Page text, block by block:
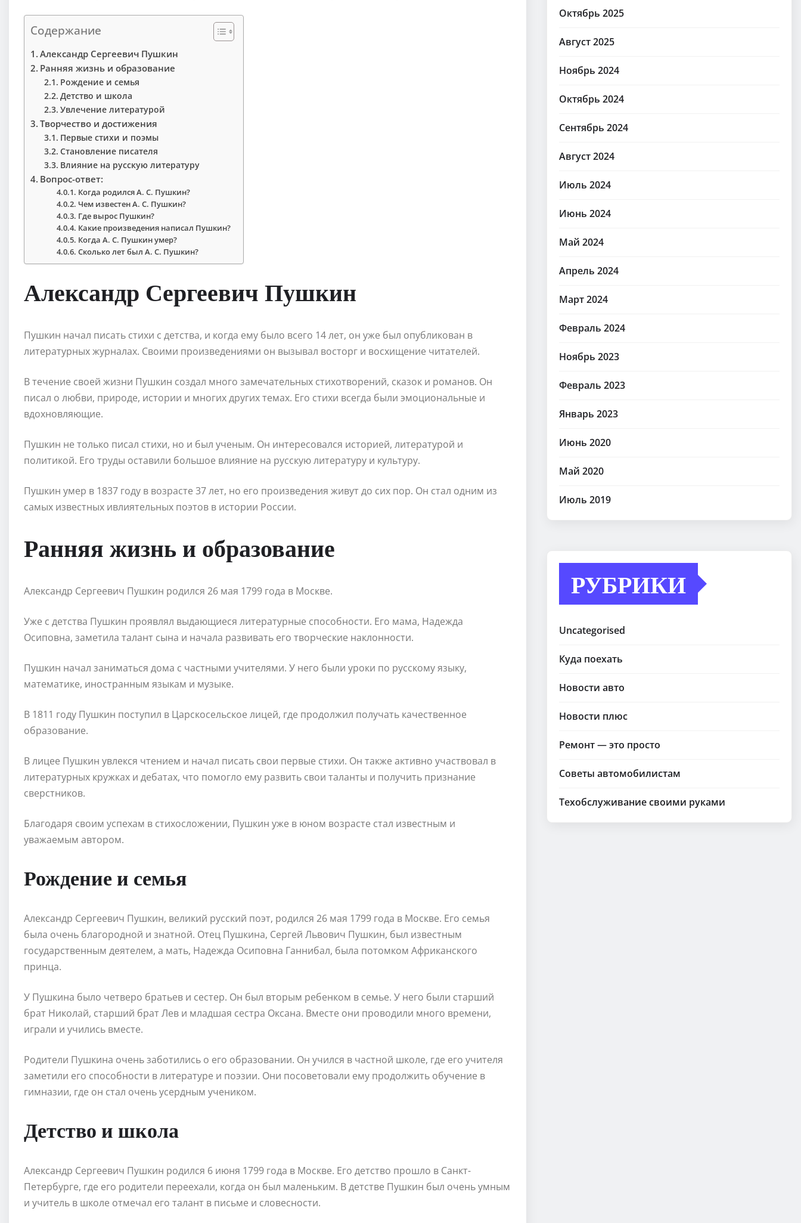
Содержание
Александр Сергеевич Пушкин
Ранняя жизнь и образование
Рождение и семья
Детство и школа
Увлечение литературой
Творчество и достижения
Первые стихи и поэмы
Становление писателя
Влияние на русскую литературу
Вопрос-ответ:
Когда родился А. С. Пушкин?
Чем известен А. С. Пушкин?
Где вырос Пушкин?
Какие произведения написал Пушкин?
Когда А. С. Пушкин умер?
Сколько лет был А. С. Пушкин?
Александр Сергеевич Пушкин
Пушкин начал писать стихи с детства, и когда ему было всего 14 лет, он уже был опубликован в
литературных журналах. Своими произведениями он вызывал восторг и восхищение читателей.
В течение своей жизни Пушкин создал много замечательных стихотворений, сказок и романов. Он
писал о любви, природе, истории и многих других темах. Его стихи всегда были эмоциональные и
вдохновляющие.
Пушкин не только писал стихи, но и был ученым. Он интересовался историей, литературой и
политикой. Его труды оставили большое влияние на русскую литературу и культуру.
Пушкин умер в 1837 году в возрасте 37 лет, но его произведения живут до сих пор. Он стал одним из
самых известных ивлиятельных поэтов в истории России.
Ранняя жизнь и образование
Александр Сергеевич Пушкин родился 26 мая 1799 года в Москве.
Уже с детства Пушкин проявлял выдающиеся литературные способности. Его мама, Надежда
Осиповна, заметила талант сына и начала развивать его творческие наклонности.
Пушкин начал заниматься дома с частными учителями. У него были уроки по русскому языку,
математике, иностранным языкам и музыке.
В 1811 году Пушкин поступил в Царскосельское лицей, где продолжил получать качественное
образование.
В лицее Пушкин увлекся чтением и начал писать свои первые стихи. Он также активно участвовал в
литературных кружках и дебатах, что помогло ему развить свои таланты и получить признание
сверстников.
Благодаря своим успехам в стихосложении, Пушкин уже в юном возрасте стал известным и
уважаемым автором.
Рождение и семья
Александр Сергеевич Пушкин, великий русский поэт, родился 26 мая 1799 года в Москве. Его семья
была очень благородной и знатной. Отец Пушкина, Сергей Львович Пушкин, был известным
государственным деятелем, а мать, Надежда Осиповна Ганнибал, была потомком Африканского
принца.
У Пушкина было четверо братьев и сестер. Он был вторым ребенком в семье. У него были старший
брат Николай, старший брат Лев и младшая сестра Оксана. Вместе они проводили много времени,
играли и учились вместе.
Родители Пушкина очень заботились о его образовании. Он учился в частной школе, где его учителя
заметили его способности в литературе и поэзии. Они посоветовали ему продолжить обучение в
гимназии, где он стал очень усердным учеником.
Детство и школа
Александр Сергеевич Пушкин родился 6 июня 1799 года в Москве. Его детство прошло в Санкт-
Петербурге, где его родители переехали, когда он был маленьким. В детстве Пушкин был очень умным
и учитель в школе отмечал его талант в письме и словесности.
Октябрь 2025
Август 2025
Ноябрь 2024
Октябрь 2024
Сентябрь 2024
Август 2024
Июль 2024
Июнь 2024
Май 2024
Апрель 2024
Март 2024
Февраль 2024
Ноябрь 2023
Февраль 2023
Январь 2023
Июнь 2020
Май 2020
Июль 2019
РУБРИКИ
Uncategorised
Куда поехать
Новости авто
Новости плюс
Ремонт — это просто
Советы автомобилистам
Техобслуживание своими руками